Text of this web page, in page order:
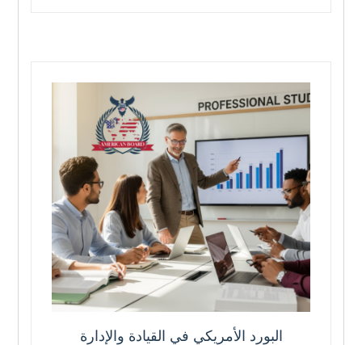
البورد الأمريكي في القيادة والإدارة